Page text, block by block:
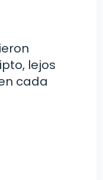
lejos
cada